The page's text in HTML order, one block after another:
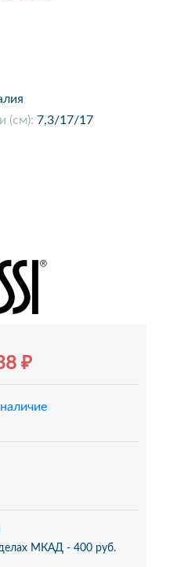
(см): 7,3/17/17
₽
МКАД - 400 руб.